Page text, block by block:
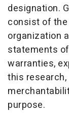
designation.
consist of
organization
statements
warranties,
this
purpose.